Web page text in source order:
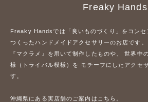
Freaky Hands
Freaky Handsでは「良いものづくり」をコンセ
つくったハンドメイドアクセサリーのお店です
『マクラメ』を用いて制作したものや、 世界中
様（トライバル模様）を モチーフにしたアクセ
す。
沖縄県にある実店舗のご案内はこちら。